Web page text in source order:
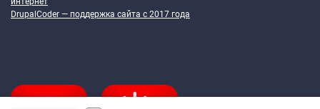
DrupalCoder — поддержка сайта c 2017 года